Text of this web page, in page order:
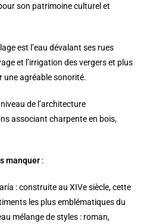
son patrimoine culturel et
est l’eau dévalant ses rues
et l’irrigation des vergers et plus
une agréable sonorité.
de l’architecture
associant charpente en bois,
manquer :
: construite au XIVe siècle, cette
les plus emblématiques du
mélange de styles : roman,